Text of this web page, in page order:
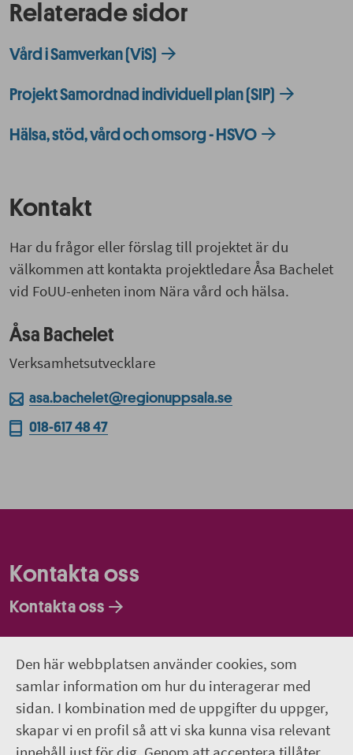
Den här webbplatsen använder cookies, som
samlar information om hur du interagerar med
sidan. I kombination med de uppgifter du uppger,
skapar vi en profil så att vi ska kunna visa relevant
Relaterade sidor
Vård i Samverkan (ViS)
Projekt Samordnad individuell plan (SIP)
Hälsa, stöd, vård och omsorg - HSVO
Kontakt
Har du frågor eller förslag till projektet är du
välkommen att kontakta projektledare Åsa Bachelet
vid FoUU-enheten inom Nära vård och hälsa.
Åsa Bachelet
Verksamhetsutvecklare
asa.bachelet@regionuppsala.se
018-617 48 47
Kontakta oss
Kontakta oss
Om webbplatsen
018-611 00 00